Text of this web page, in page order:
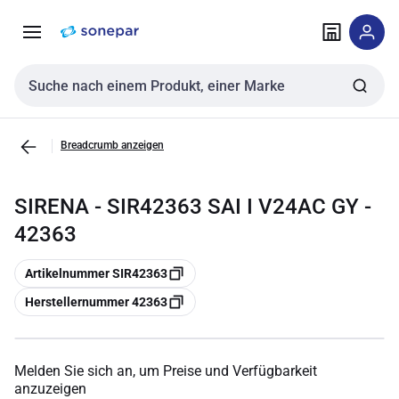
NavigationInhalt
Sucheingabe
Breadcrumb anzeigen
SIRENA - SIR42363 SAI I V24AC GY -
42363
Kopieren
Artikelnummer SIR42363
Kopieren
Herstellernummer 42363
Melden Sie sich an, um Preise und Verfügbarkeit
anzuzeigen